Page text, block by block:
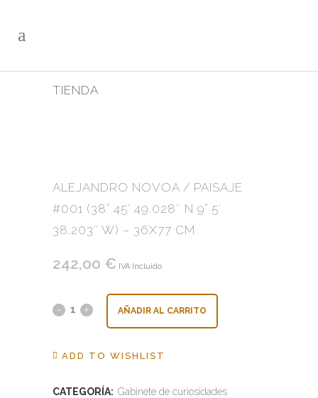
TIENDA
ALEJANDRO NOVOA / PAISAJE
#001 (38° 45′ 49.028″ N 9° 5′
38.203″ W) – 36X77 CM
242,00 € IVA Incluido
Alejandro
/
Paisaje
AÑADIR AL CARRITO
ADD TO WISHLIST
CATEGORÍA: Gabinete de curiosidades